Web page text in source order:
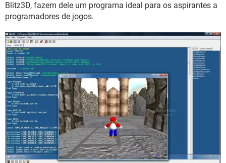
Blitz3D, fazem dele um programa ideal para os aspirantes a
programadores de jogos.